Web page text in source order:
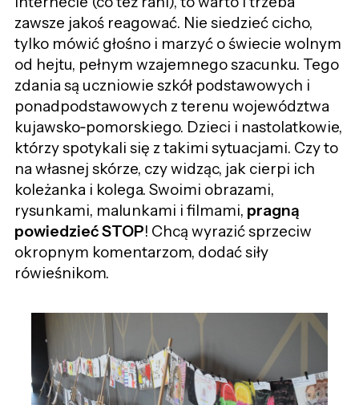
zawsze jakoś reagować. Nie siedzieć cicho,
tylko mówić głośno i marzyć o świecie wolnym
od hejtu, pełnym wzajemnego szacunku. Tego
zdania są uczniowie szkół podstawowych i
ponadpodstawowych z terenu województwa
kujawsko‑pomorskiego. Dzieci i nastolatkowie,
którzy spotykali się z takimi sytuacjami. Czy to
na własnej skórze, czy widząc, jak cierpi ich
koleżanka i kolega. Swoimi obrazami,
rysunkami, malunkami i filmami, pragną
powiedzieć STOP! Chcą wyrazić sprzeciw
okropnym komentarzom, dodać siły
rówieśnikom.